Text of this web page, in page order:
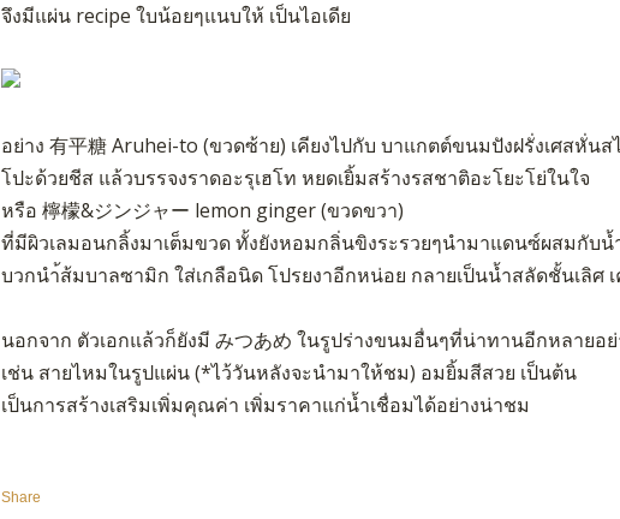
จึงมีแผ่น recipe ใบน้อยๆแนบให้ เป็นไอเดีย
อย่าง 有平糖 Aruhei-to (ขวดซ้าย) เคียงไปกับ บาแกตต์ขนมปังฝรั่งเศสหั่นส
โปะด้วยชีส แล้วบรรจงราดอะรุเฮโท หยดเยิ้มสร้างรสชาติอะโยะโย่ในใจ
หรือ 檸檬&ジンジャー lemon ginger (ขวดขวา)
ที่มีผิวเลมอนกลิ้งมาเต็มขวด ทั้งยังหอมกลิ่นขิงระรวยๆนำมาแดนซ์ผสมกับ
บวกนำ้ส้มบาลซามิก ใส่เกลือนิด โปรยงาอีกหน่อย กลายเป็นน้ำสลัดชั้นเลิศ
นอกจาก ตัวเอกแล้วก็ยังมี みつあめ ในรูปร่างขนมอื่นๆที่น่าทานอีกหลายอย่
เช่น สายไหมในรูปแผ่น (*ไว้วันหลังจะนำมาให้ชม) อมยิ้มสีสวย เป็นต้น
เป็นการสร้างเสริมเพิ่มคุณค่า เพิ่มราคาแก่น้ำเชื่อมได้อย่างน่าชม
Share